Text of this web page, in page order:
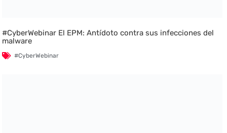
#CyberWebinar El EPM: Antídoto contra sus infecciones del
malware
#CyberWebinar